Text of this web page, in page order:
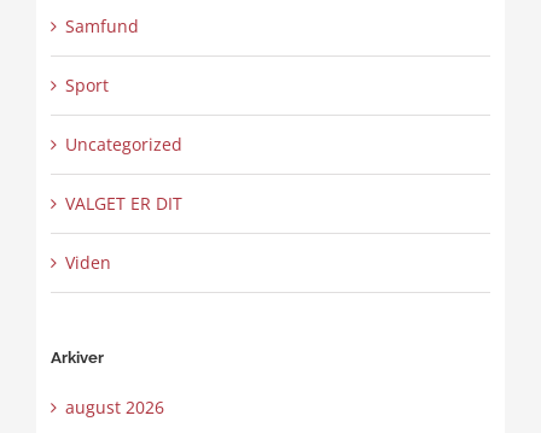
Samfund
Sport
Uncategorized
VALGET ER DIT
Viden
Arkiver
august 2026